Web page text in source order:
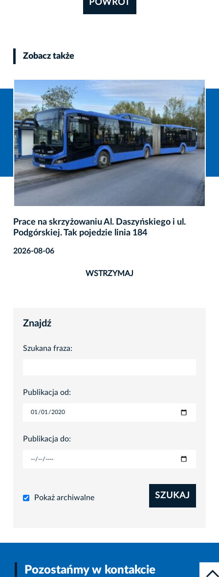
POWRÓT
Zobacz także
Prace na skrzyżowaniu Al. Daszyńskiego i ul.
Podgórskiej. Tak pojedzie linia 184
2026-08-06
WSTRZYMAJ
Znajdź
Szukana fraza:
Publikacja od:
Publikacja do:
Pokaż archiwalne SZUKAJ
Pozostańmy w kontakcie